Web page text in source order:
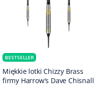
BESTSELLER
Miękkie lotki Chizzy Brass
firmy Harrow's Dave Chisnall